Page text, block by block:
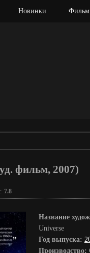
Новинки
фильм, 2007)
7.8
Название
Universe
Год выпуска:
Производство: